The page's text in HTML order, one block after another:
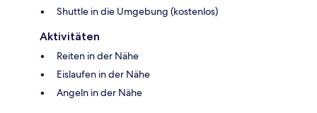
Shuttle in die Umgebung (kostenlos)
Aktivitäten
Reiten in der Nähe
Eislaufen in der Nähe
Angeln in der Nähe